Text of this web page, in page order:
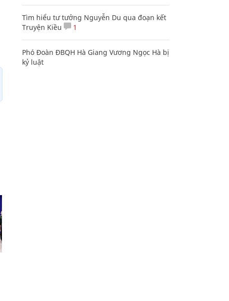
Tìm hiểu tư tưởng Nguyễn Du qua đoạn kết
Truyện Kiều
1
Phó Đoàn ĐBQH Hà Giang Vương Ngọc Hà bị
kỷ luật